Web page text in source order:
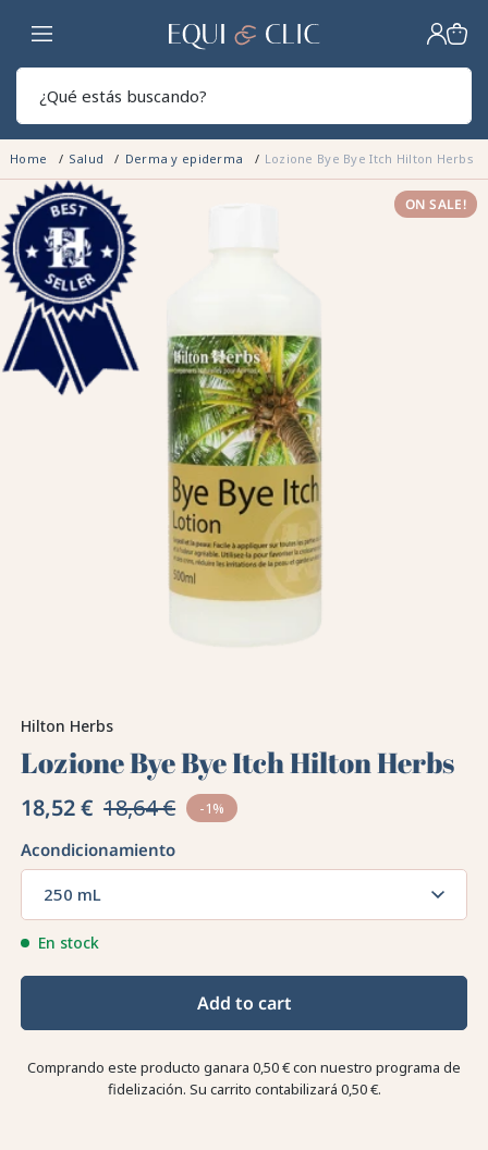
Hogar
Home Salud Derma y epiderma Lozione Bye Bye Itch Hilton Herbs
ON SALE!
Hilton Herbs
Lozione Bye Bye Itch Hilton Herbs
18,52 € 18,64 € -1%
Acondicionamiento
250 mL
En stock
Add to cart
Comprando este producto ganara 0,50 €con nuestro programa de
fidelización. Su carrito contabilizará 0,50 €.